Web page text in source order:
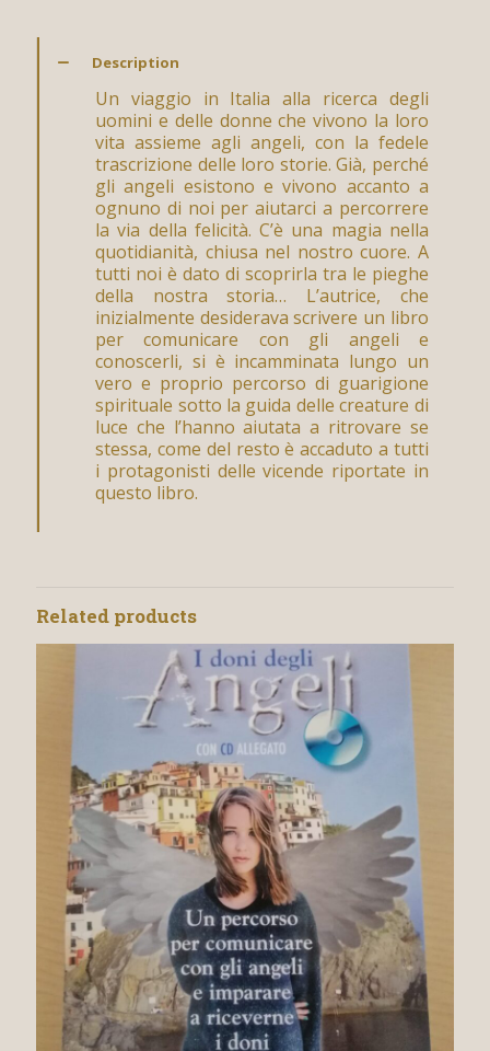
Description
Un viaggio in Italia alla ricerca degli
uomini e delle donne che vivono la loro
vita assieme agli angeli, con la fedele
trascrizione delle loro storie. Già, perché
gli angeli esistono e vivono accanto a
ognuno di noi per aiutarci a percorrere
la via della felicità. C’è una magia nella
quotidianità, chiusa nel nostro cuore. A
tutti noi è dato di scoprirla tra le pieghe
della nostra storia… L’autrice, che
inizialmente desiderava scrivere un libro
per comunicare con gli angeli e
conoscerli, si è incamminata lungo un
vero e proprio percorso di guarigione
spirituale sotto la guida delle creature di
luce che l’hanno aiutata a ritrovare se
stessa, come del resto è accaduto a tutti
i protagonisti delle vicende riportate in
questo libro.
Related products